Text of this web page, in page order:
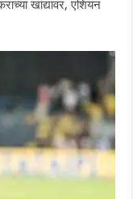
खांद्यावर, एशियन